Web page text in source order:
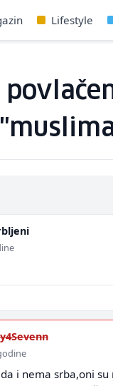
Lifestyle
i nema srba,oni